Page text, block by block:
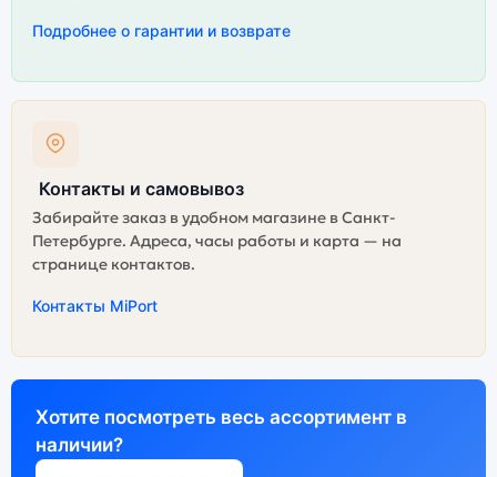
Подробнее о гарантии и возврате
Контакты и самовывоз
Забирайте заказ в удобном магазине в Санкт-
Петербурге. Адреса, часы работы и карта — на
странице контактов.
Контакты MiPort
Хотите посмотреть весь ассортимент в
наличии?